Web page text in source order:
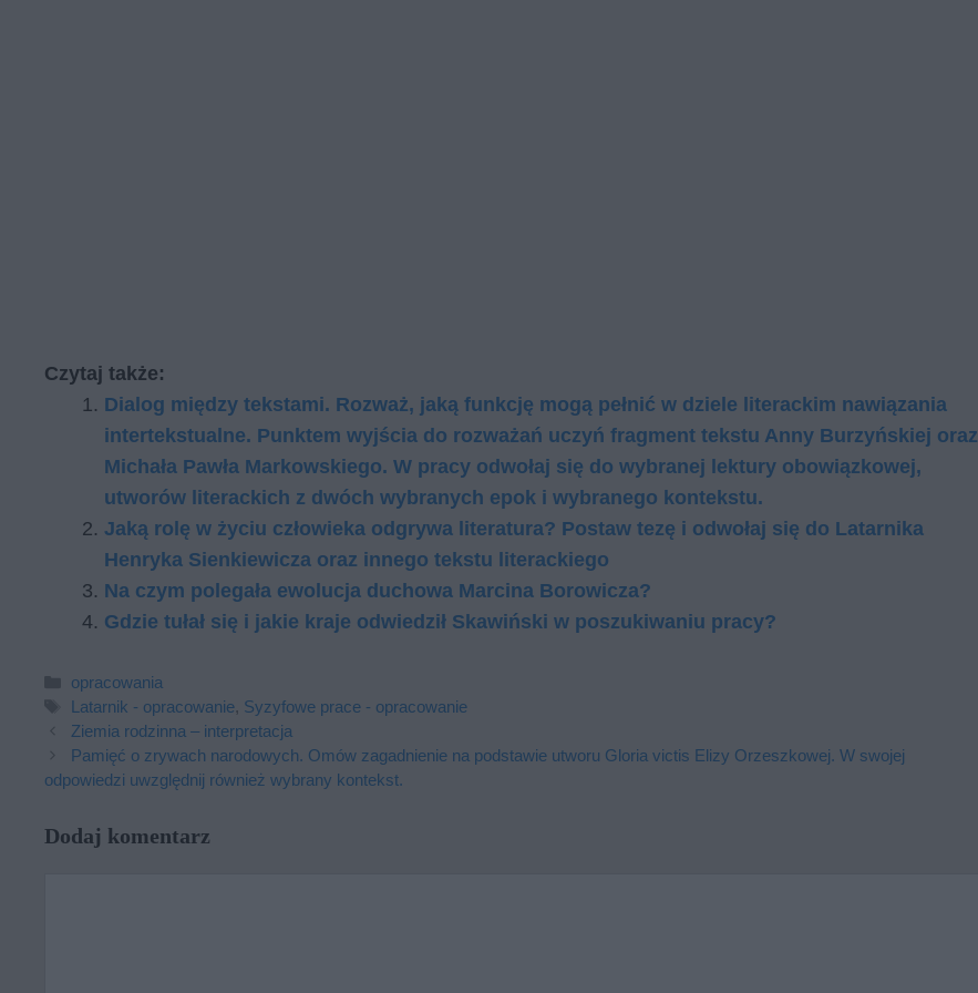
Czytaj także:
Dialog między tekstami. Rozważ, jaką funkcję mogą pełnić w dziele literackim nawiązania
intertekstualne. Punktem wyjścia do rozważań uczyń fragment tekstu Anny Burzyńskiej oraz
Michała Pawła Markowskiego. W pracy odwołaj się do wybranej lektury obowiązkowej,
utworów literackich z dwóch wybranych epok i wybranego kontekstu.
Jaką rolę w życiu człowieka odgrywa literatura? Postaw tezę i odwołaj się do Latarnika
Henryka Sienkiewicza oraz innego tekstu literackiego
Na czym polegała ewolucja duchowa Marcina Borowicza?
Gdzie tułał się i jakie kraje odwiedził Skawiński w poszukiwaniu pracy?
Kategorie
opracowania
Tagi
Latarnik - opracowanie, Syzyfowe prace - opracowanie
Ziemia rodzinna – interpretacja
Pamięć o zrywach narodowych. Omów zagadnienie na podstawie utworu Gloria victis Elizy Orzeszkowej. W swojej
odpowiedzi uwzględnij również wybrany kontekst.
Dodaj komentarz